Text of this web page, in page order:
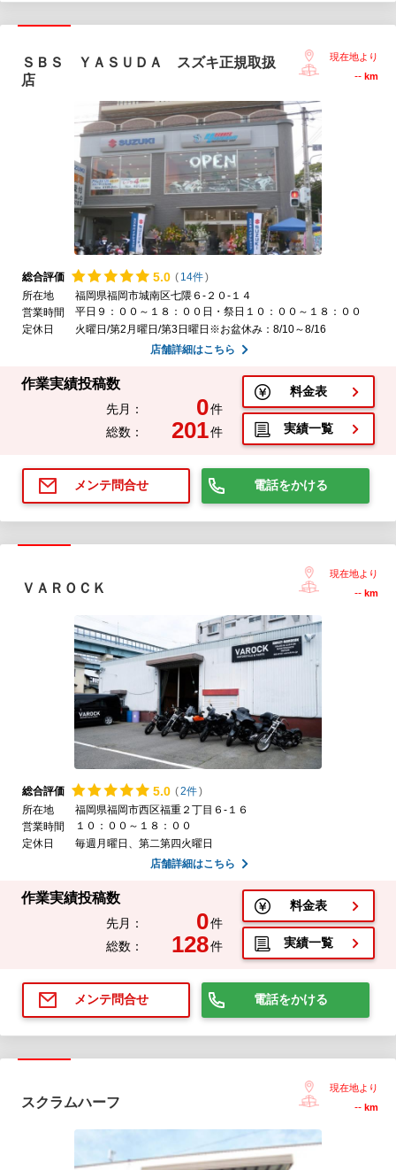
ＳＢＳ ＹＡＳＵＤＡ スズキ正規取扱
店
現在地より
-- km
総合評価 5.0 ( 14件)
所在地
福岡県福岡市城南区七隈６-２０-１４
営業時間
平日９：００～１８：００日・祭日１０：００～１８：００
定休日
火曜日/第2月曜日/第3日曜日※お盆休み：8/10～8/16
店舗詳細はこちら
作業実績投稿数
先月： 0件
総数：
201件
料金表
実績一覧
メンテ問合せ 電話をかける
ＶＡＲＯＣＫ
現在地より
-- km
総合評価 5.0 (2件)
所在地
福岡県福岡市西区福重２丁目６-１６
営業時間
１０：００～１８：００
定休日
毎週月曜日、第二第四火曜日
店舗詳細はこちら
作業実績投稿数
先月： 0件
総数：
128件
料金表
実績一覧
メンテ問合せ 電話をかける
スクラムハーフ
現在地より
-- km